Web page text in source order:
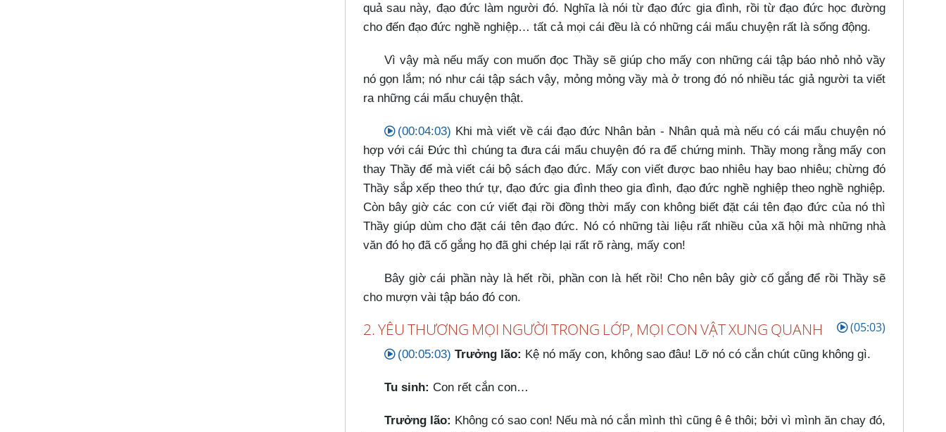
quả sau này, đạo đức làm người đó. Nghĩa là nói từ đạo đức gia đình, rồi từ đạo đức học đường
cho đến đạo đức nghề nghiệp…​ tất cả mọi cái đều là có những cái mẩu chuyện rất là sống động.
Vì vậy mà nếu mấy con muốn đọc Thầy sẽ giúp cho mấy con những cái tập báo nhỏ nhỏ vầy
nó gọn lắm; nó như cái tập sách vậy, mỏng mỏng vầy mà ở trong đó nó nhiều tác giả người ta viết
ra những cái mẩu chuyện thật.
(00:04:03) Khi mà viết về cái đạo đức Nhân bản - Nhân quả mà nếu có cái mẩu chuyện nó
hợp với cái Đức thì chúng ta đưa cái mẩu chuyện đó ra để chứng minh. Thầy mong rằng mấy con
thay Thầy để mà viết cái bộ sách đạo đức. Mấy con viết được bao nhiêu hay bao nhiêu; chừng đó
Thầy sắp xếp theo thứ tự, đạo đức gia đình theo gia đình, đạo đức nghề nghiệp theo nghề nghiệp.
Còn bây giờ các con cứ viết đại rồi đồng thời mấy con không biết đặt cái tên đạo đức của nó thì
Thầy giúp dùm cho đặt cái tên đạo đức. Nó có những tài liệu rất nhiều của xã hội mà những nhà
văn đó họ đã cố gắng họ đã ghi chép lại rất rõ ràng, mấy con!
Bây giờ cái phần này là hết rồi, phần con là hết rồi! Cho nên bây giờ cố gắng để rồi Thầy sẽ
cho mượn vài tập báo đó con.
2. YÊU THƯƠNG MỌI NGƯỜI TRONG LỚP, MỌI CON VẬT XUNG QUANH (05:03)
(00:05:03) Trưởng lão: Kệ nó mấy con, không sao đâu! Lỡ nó có cắn chút cũng không gì.
Tu sinh: Con rết cắn con…​
Trưởng lão: Không có sao con! Nếu mà nó cắn mình thì cũng ê ê thôi; bởi vì mình ăn chay đó,